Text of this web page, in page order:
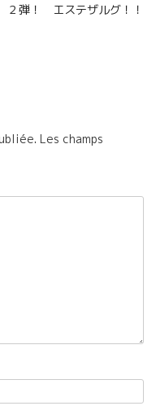
２弾！ エステザルグ！！
Les champs